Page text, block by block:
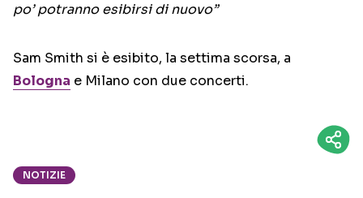
po’ potranno esibirsi di nuovo”
Sam Smith si è esibito, la settima scorsa, a
Bologna e Milano con due concerti.
NOTIZIE